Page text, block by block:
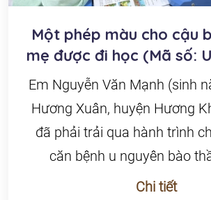
Một phép màu cho cậu
mẹ được đi học (Mã số:
Em Nguyễn Văn Mạnh (sinh
Hương Xuân, huyện Hương
đã phải trải qua hành trình
căn bệnh u nguyên bào
Chi tiết